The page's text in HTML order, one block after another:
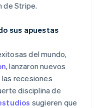
de Stripe.
sus apuestas
del mundo,
, lanzaron nuevos
recesiones
disciplina de
sugieren que